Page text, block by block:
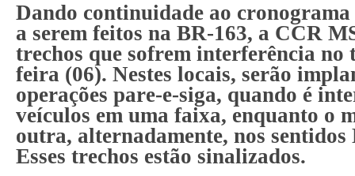
Dando continuidade ao cronograma
a serem feitos na BR-163, a CCR
trechos que sofrem interferência no
feira (06). Nestes locais, serão
operações pare-e-siga, quando é
veículos em uma faixa, enquanto o
outra, alternadamente, nos
Esses trechos estão sinalizados.